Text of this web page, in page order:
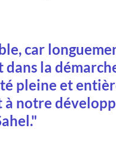
car
la
pleine et
notre